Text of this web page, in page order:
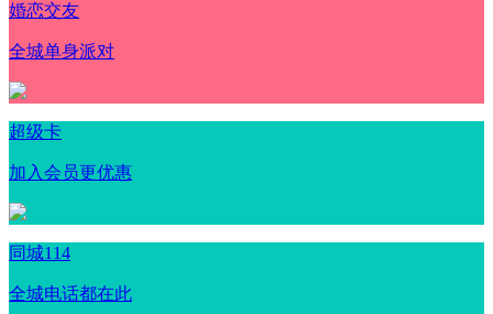
婚恋交友
全城单身派对
超级卡
加入会员更优惠
同城114
全城电话都在此